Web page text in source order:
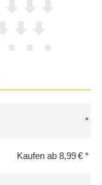
Kaufen ab 8,99 €